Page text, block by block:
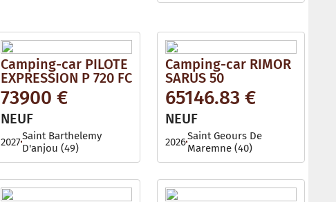
Camping-car PILOTE
EXPRESSION P 720 FC
73900 €
NEUF
2027Saint Barthelemy
D'anjou (49)
Camping-car RIMOR
SARUS 50
65146.83 €
NEUF
2026Saint Geours De
Maremne (40)